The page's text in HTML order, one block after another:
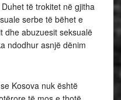
të trokitet në gjitha
serbe të bëhet e
dhe abuzuesit seksualë
ndodhur asnjë dënim
Kosova nuk është